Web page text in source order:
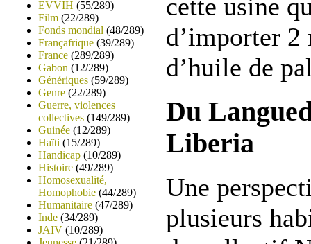
EVVIH (55/289)
Film (22/289)
Fonds mondial (48/289)
Françafrique (39/289)
France (289/289)
Gabon (12/289)
Génériques (59/289)
Genre (22/289)
Guerre, violences
collectives (149/289)
Guinée (12/289)
Haïti (15/289)
Handicap (10/289)
Histoire (49/289)
Homosexualité,
Homophobie (44/289)
Humanitaire (47/289)
Inde (34/289)
JAIV (10/289)
cette usine
d’importer
d’huile de
Du
Liberia
Une
plusieurs